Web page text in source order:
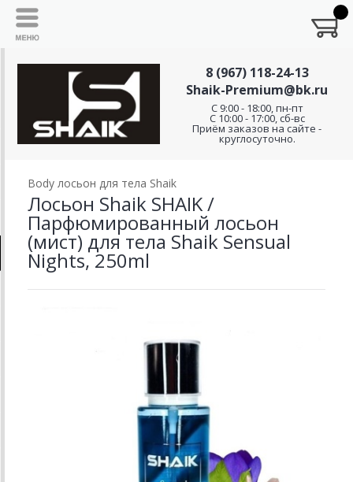
8 (967) 118-24-13
Shaik-Premium@bk.ru
C 9:00 - 18:00, пн-пт
С 10:00 - 17:00, сб-вс
Приём заказов на сайте -
круглосуточно.
Body лосьон для тела Shaik
Лосьон Shaik SHAIK /
Парфюмированный лосьон
(мист) для тела Shaik Sensual
Nights, 250ml